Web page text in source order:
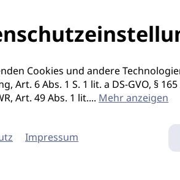
Cookies und andere
Art. 6 Abs. 1 S. 1 lit. a DS-GVO, §
Art. 49 Abs. 1 lit.... Mehr anzeigen
Impressum